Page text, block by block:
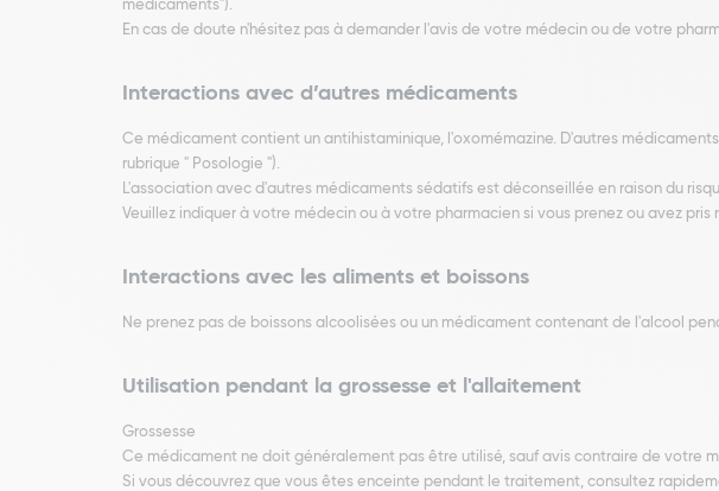
médicaments").
En cas de doute n'hésitez pas à demander l'avis de votre médecin ou de votre
Interactions avec d’autres médicaments
Ce médicament contient un antihistaminique, l'oxomémazine. D'autres
rubrique " Posologie ").
L'association avec d'autres médicaments sédatifs est déconseillée en raison du
Veuillez indiquer à votre médecin ou à votre pharmacien si vous prenez ou avez
Interactions avec les aliments et boissons
Ne prenez pas de boissons alcoolisées ou un médicament contenant de l'alcool
Utilisation pendant la grossesse et l'allaitement
Grossesse
Ce médicament ne doit généralement pas être utilisé, sauf avis contraire de votre
Si vous découvrez que vous êtes enceinte pendant le traitement, consultez